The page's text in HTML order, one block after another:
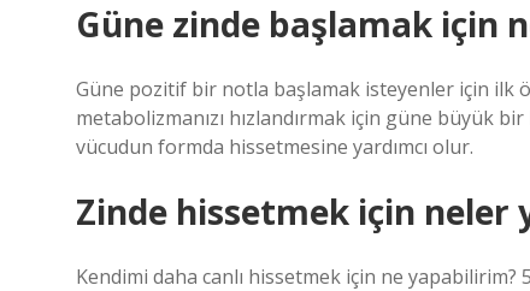
Güne zinde başlamak için
Güne pozitif bir notla başlamak isteyenler için ilk
metabolizmanızı hızlandırmak için güne büyük
vücudun formda hissetmesine yardımcı olur.
Zinde hissetmek için neler
Kendimi daha canlı hissetmek için ne yapabilirim?